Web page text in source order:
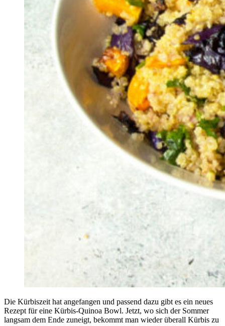
Die Kürbiszeit hat angefangen und passend dazu gibt es ein neues
Rezept für eine Kürbis-Quinoa Bowl. Jetzt, wo sich der Sommer
langsam dem Ende zuneigt, bekommt man wieder überall Kürbis zu